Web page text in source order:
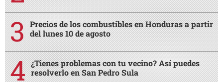
Precios de los combustibles en Honduras a partir
del lunes 10 de agosto
¿Tienes problemas con tu vecino? Así puedes
resolverlo en San Pedro Sula